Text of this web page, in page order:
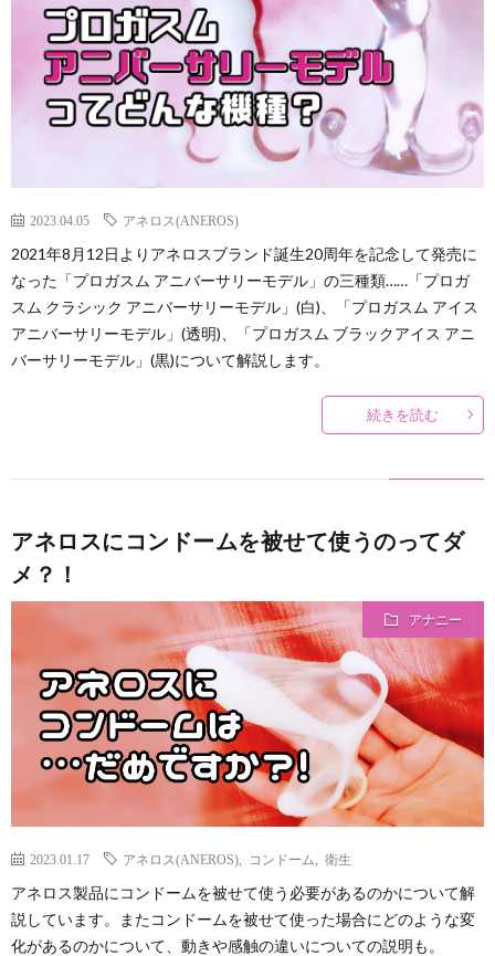
に
つ
て
2023.04.05 アネロス(ANEROS)
2021年8月12日よりアネロスブランド誕生20周年を記念して発売に
なった「プロガスム アニバーサリーモデル」の三種類……「プロガ
スム クラシック アニバーサリーモデル」(白)、「プロガスム アイス
アニバーサリーモデル」(透明)、「プロガスム ブラックアイス アニ
バーサリーモデル」(黒)について解説します。
続きを読む
アネロスにコンドームを被せて使うのってダ
メ？！
アナニー
2023.01.17 アネロス(ANEROS) コンドーム 衛生
アネロス製品にコンドームを被せて使う必要があるのかについて解
説しています。またコンドームを被せて使った場合にどのような変
化があるのかについて、動きや感触の違いについての説明も。